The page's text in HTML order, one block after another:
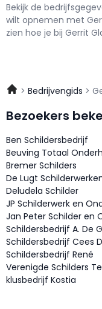
Bekijk de
wilt opnemen met
zien hoe je bij Gerrit
Bedrijvengids
Bezoekers
Ben Schildersbedrijf
Beuving Totaal
Bremer Schilders
De Lugt
Deludela Schilder
JP Schilderwerk en
Jan Peter Schilder en
Schildersbedrijf A. De
Schildersbedrijf Cees
Schildersbedrijf René
Verenigde Schilders
klusbedrijf Kostia